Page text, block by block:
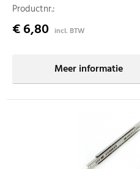
Productnr.:
€ 6,80 incl. BTW
Meer informatie